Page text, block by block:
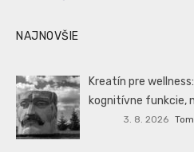
NAJNOVŠIE
Kreatín pre
kognitívne funkcie,
3. 8. 2026